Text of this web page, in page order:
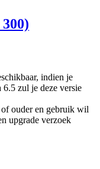
, indien je
6.5 zul je deze versie
ouder en gebruik wil
upgrade verzoek